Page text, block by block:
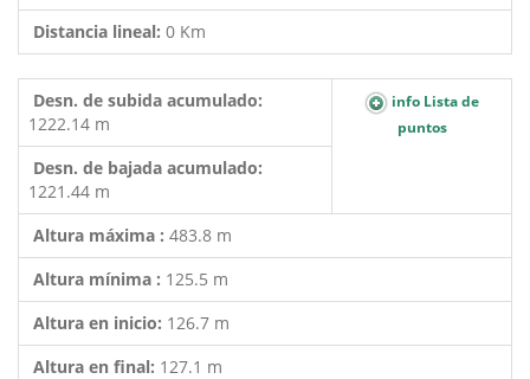
Distancia lineal: 0 Km
Desn. de subida acumulado:
1222.14 m
info Lista de
puntos
Desn. de bajada acumulado:
1221.44 m
Altura máxima : 483.8 m
Altura mínima : 125.5 m
Altura en inicio: 126.7 m
Altura en final: 127.1 m